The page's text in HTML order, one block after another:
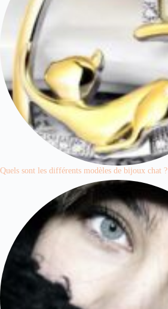
Quels sont les différents modèles de bijoux chat ?